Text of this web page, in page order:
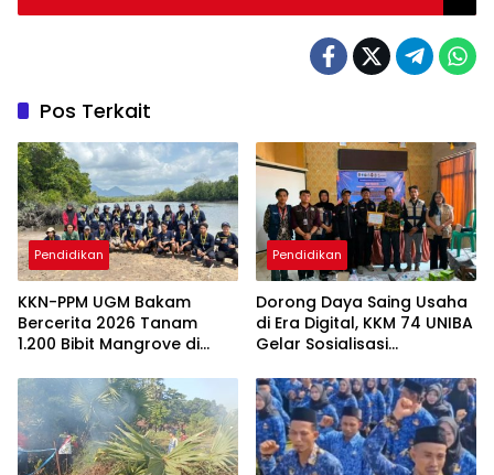
Pos Terkait
Pendidikan
KKN-PPM UGM Bakam
Bercerita 2026 Tanam
1.200 Bibit Mangrove di
Pendidikan
Dorong Daya Saing Usaha
di Era Digital, KKM 74 UNIBA
Gelar Sosialisasi
Berbasis
Technopreneurship